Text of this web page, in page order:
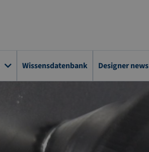
Wissensdatenbank Designer news